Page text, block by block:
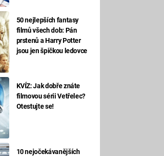
50 nejlepších fantasy
filmů všech dob: Pán
prstenů a Harry Potter
jsou jen špičkou ledovce
KVÍZ: Jak dobře znáte
filmovou sérii Vetřelec?
Otestujte se!
10 nejočekávanějších